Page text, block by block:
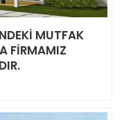
MUTFAK
FIRMAMIZ